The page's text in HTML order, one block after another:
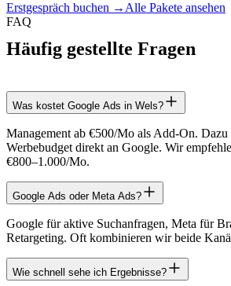
Erstgespräch buchen → Alle Pakete ansehen
FAQ
Häufig gestellte Fragen
Was kostet Google Ads in Wels?
Management ab €500/Mo als Add-On.
Werbebudget direkt an Google. Wir
€800–1.000/Mo.
Google Ads oder Meta Ads?
Google für aktive Suchanfragen, Meta für
Retargeting. Oft kombinieren wir beide
Wie schnell sehe ich Ergebnisse?